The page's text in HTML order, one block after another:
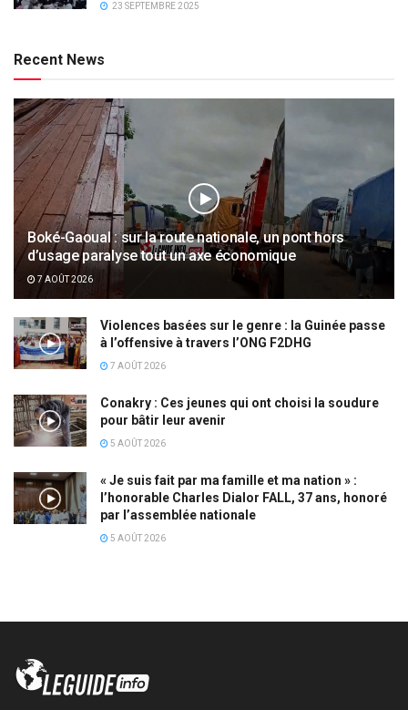
23 SEPTEMBRE 2025
Recent News
Boké-Gaoual : sur la route nationale, un pont hors
d’usage paralyse tout un axe économique
7 AOÛT 2026
Violences basées sur le genre : la Guinée passe
à l’offensive à travers l’ONG F2DHG
7 AOÛT 2026
Conakry : Ces jeunes qui ont choisi la soudure
pour bâtir leur avenir
5 AOÛT 2026
« Je suis fait par ma famille et ma nation » :
l’honorable Charles Dialor FALL, 37 ans, honoré
par l’assemblée nationale
5 AOÛT 2026